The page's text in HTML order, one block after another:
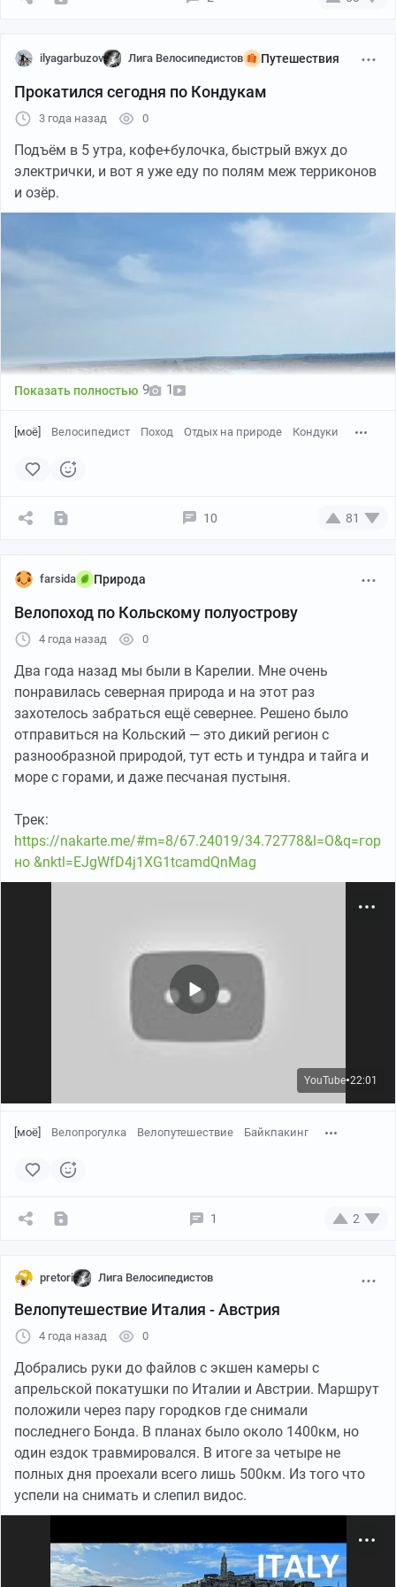
ilyagarbuzov Лига Велосипедистов Путешествия
Прокатился сегодня по Кондукам
3 года назад 0
Подъём в 5 утра, кофе+булочка, быстрый вжух до
электрички, и вот я уже еду по полям меж терриконов
и озёр.
Чем мне нравятся Кондуки в это время года - а тем,
что пока нет листвы можно позалипать и
пересматривать сами карьеры.
и многие из причудливых оврагов и холмов просто не
терриконы лучше фоткать не на мобилку, а, например,
Вода, кстати уже вполне тёплая - примерно 3 градуса -
можно купаться
Показать полностью 9 1
[моё] Велосипедист Поход Отдых на природе Кондуки
10 81
farsida Природа
Велопоход по Кольскому полуострову
4 года назад 0
Два года назад мы были в Карелии. Мне очень
понравилась северная природа и на этот раз
захотелось забраться ещё севернее. Решено было
отправиться на Кольский — это дикий регион с
разнообразной природой, тут есть и тундра и тайга и
море с горами, и даже песчаная пустыня.
Трек:
https://nakarte.me/#m=8/67.24019/34.72778&l=O&q=гор
но &nktl=EJgWfD4j1XG1tcamdQnMag
YouTube●22:01
[моё] Велопрогулка Велопутешествие Байкпакинг
1 2
pretori Лига Велосипедистов
Велопутешествие Италия - Австрия
4 года назад 0
Добрались руки до файлов с экшен камеры с
апрельской покатушки по Италии и Австрии. Маршрут
положили через пару городков где снимали
последнего Бонда. В планах было около 1400км, но
один ездок травмировался. В итоге за четыре не
полных дня проехали всего лишь 500км. Из того что
успели на снимать и слепил видос.